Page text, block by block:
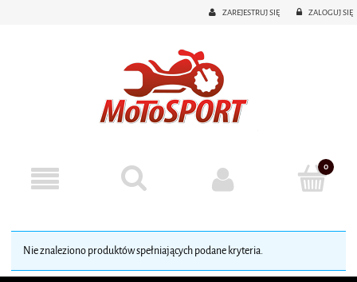
ZAREJESTRUJ SIĘ ZALOGUJ SIĘ
Nie znaleziono produktów spełniających podane kryteria.